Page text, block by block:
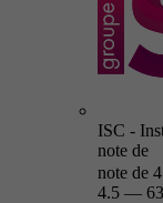
ISC -
note de
note de
4.5 —